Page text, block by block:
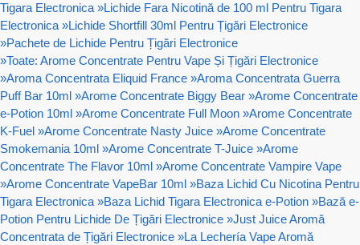
Tigara Electronica »Lichide Fara Nicotină de 100 ml Pentru Tigara
Electronica »Lichide Shortfill 30ml Pentru Țigări Electronice
»Pachete de Lichide Pentru Țigări Electronice
»Toate: Arome Concentrate Pentru Vape Și Țigări Electronice
»Aroma Concentrata Eliquid France »Aroma Concentrata Guerra
Puff Bar 10ml »Arome Concentrate Biggy Bear »Arome Concentrate
e-Potion 10ml »Arome Concentrate Full Moon »Arome Concentrate
K-Fuel »Arome Concentrate Nasty Juice »Arome Concentrate
Smokemania 10ml »Arome Concentrate T-Juice »Arome
Concentrate The Flavor 10ml »Arome Concentrate Vampire Vape
»Arome Concentrate VapeBar 10ml »Baza Lichid Cu Nicotina Pentru
Tigara Electronica »Baza Lichid Tigara Electronica e-Potion »Bază e-
Potion Pentru Lichide De Țigări Electronice »Just Juice Aromă
Concentrata de Țigări Electronice »La Lechería Vape Aromă